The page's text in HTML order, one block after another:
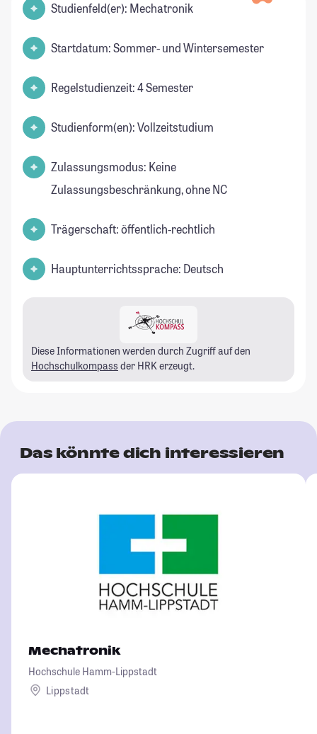
Studienfeld(er): Mechatronik
Startdatum: Sommer- und Wintersemester
Regelstudienzeit: 4 Semester
Studienform(en): Vollzeitstudium
Zulassungsmodus: Keine
Zulassungsbeschränkung, ohne NC
Trägerschaft: öffentlich-rechtlich
Hauptunterrichtssprache: Deutsch
Diese Informationen werden durch Zugriff auf den
Hochschulkompass der HRK erzeugt.
Das könnte dich interessieren
Mechatronik
Hochschule Hamm-Lippstadt
Lippstadt